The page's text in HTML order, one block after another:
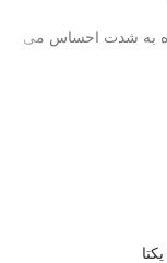
به شدت احساس می